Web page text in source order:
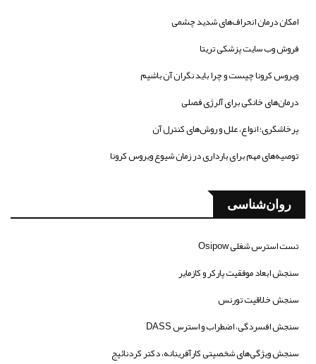
امکان درمان انحراف‌های شدید چشمی
فروش وب سایت پزشکی تریتا
ویروس کرونا چیست و چرا باید نگران آن باشیم
درمان‌های خانگی برای آلرژی فصلی
پرخاشگری؛ انواع، علل و روش‌های کنترل آن
توصیه‌های مهم برای بارداری در زمان شیوع ویروس کرونا
روان‌شناسی
تست استرس شغلی Osipow
سنجش ابعاد موفقیت پارکر و کازمایر
سنجش خلاقیت تورنس
سنجش افسردگی، اضطراب و استرس DASS
سنجش ویژگی‌های شخصیتی کارآفرینانه، دکتر کردنائیج